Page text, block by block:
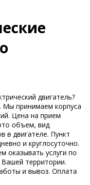
двигатель?
Мы принимаем корпуса
Цена на прием
объем, вид
в двигателе. Пункт
и круглосуточно.
оказывать услуги по
Вашей территории.
и вывоз. Оплата